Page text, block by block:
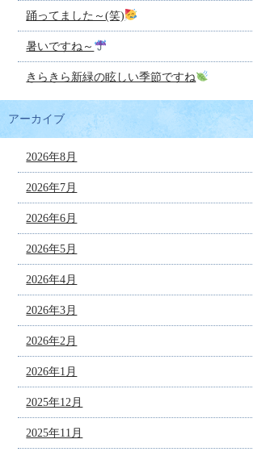
踊ってました～(笑)
暑いですね～
きらきら新緑の眩しい季節ですね
アーカイブ
2026年8月
2026年7月
2026年6月
2026年5月
2026年4月
2026年3月
2026年2月
2026年1月
2025年12月
2025年11月